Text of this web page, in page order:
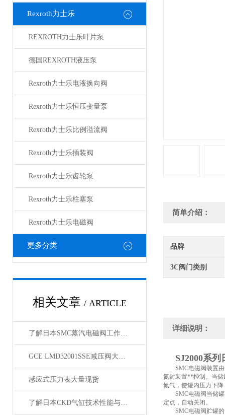
Rexroth力士乐
REXROTH力士乐叶片泵
德国REXROTH液压泵
Rexroth力士乐电液换向阀
Rexroth力士乐恒压变量泵
Rexroth力士乐比例溢流阀
Rexroth力士乐插装阀
Rexroth力士乐齿轮泵
Rexroth力士乐柱塞泵
Rexroth力士乐电磁阀
更多分类
相关文章 / ARTICLE
了解日本SMC蒸汽电磁阀工作原理
GCE LMD32001SSE减压阀大量库存
感应式压力表大量现货
了解日本CKD气缸技术性能与安装形式
简单介绍：
品牌
3C阀门类别
详细说明：
SJ2000系
SMC电磁阀装置由
氮封装置**控制。当储
氮气，使罐内压力下
SMC电磁阀当储罐
定点，自动关闭。
SMC电磁阀贮罐的